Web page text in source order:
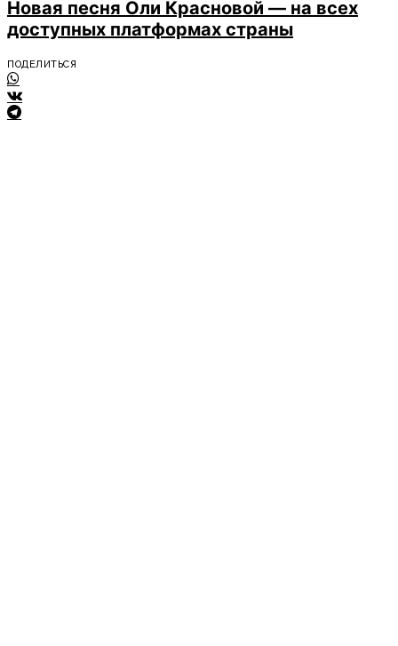
Новая песня Оли Красновой — на всех
доступных платформах страны
ПОДЕЛИТЬСЯ